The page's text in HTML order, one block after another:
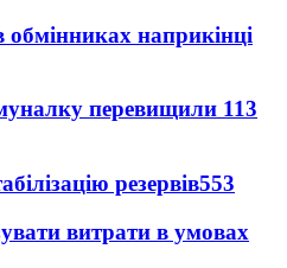
обмінниках наприкінці
перевищили 113
резервів553
витрати в умовах